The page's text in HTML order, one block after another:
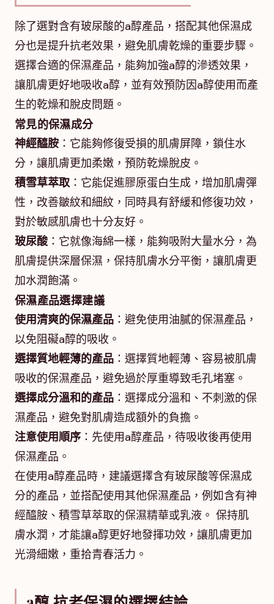
除了選對含有玻尿酸的a醇產品，搭配其他保濕成
分也是提升抗老效果，避免肌膚乾燥的重要步驟。
選擇合適的保濕產品，能夠加強a醇的滲透效果，
讓肌膚更好地吸收a醇，並有效預防因a醇使用而產
生的乾燥和脫皮問題。
常見的保濕成分
神經醯胺 ：它能夠修復受損的肌膚屏障，鎖住水
分，讓肌膚更加柔嫩，預防乾燥脫皮。
積雪草萃取：它能促進膠原蛋白生成，增加肌膚彈
性，改善皺紋和細紋，同時具有舒緩和修復功效，
對於敏感肌膚也十分友好。
玻尿酸：它就像海綿一樣，能夠吸附大量水分，為
肌膚提供深層保濕，保持肌膚水分平衡，讓肌膚更
加水潤飽滿。
保濕產品選擇建議
使用清爽的保濕產品 ：避免使用油膩的保濕產品，
以免阻礙a醇的吸收。
選擇質地輕薄的產品 ：選擇質地輕薄、容易被肌膚
吸收的保濕產品，避免過於厚重導致毛孔堵塞。
選擇成分溫和的產品 ：選擇成分溫和、不刺激的保
濕產品，避免對肌膚造成額外的負擔。
注意使用順序 ：先使用a醇產品，待吸收後再使用
保濕產品。
在使用a醇產品時，建議選擇含有玻尿酸等保濕成
分的產品，並搭配使用其他保濕產品，例如含有神
經醯胺、積雪草萃取的保濕精華或乳液。 保持肌
膚水潤，才能讓a醇更好地發揮功效，讓肌膚更加
光滑細嫩，重拾青春活力。